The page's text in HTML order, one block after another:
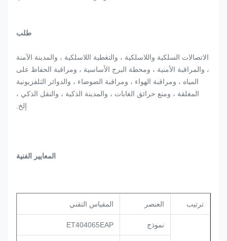
طلب
الاتصالات السلكية واللاسلكية ، والتغطية اللاسلكية ، والمدينة الآمنة
، والمراقبة الأمنية ، ومحطة البرج الأساسية ، ومراقبة الحفاظ على
المياه ، ومراقبة الهواء ، ومراقبة الضوضاء ، والدوائر التلفزيونية
المغلقة ، ومنع حرائق الغابات ، والمدينة الذكية ، والنقل الذكي ،
إلخ.
المعايير الفنية
ترتيب العنصر المقياس التقني
نموذج ET404065EAP